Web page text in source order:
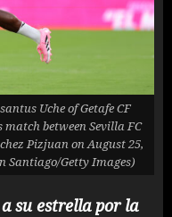
Uche of Getafe CF
between Sevilla FC
Pizjuan on August 25,
Santiago/Getty Images)
su estrella por la